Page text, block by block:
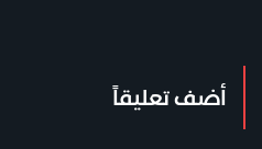
أضف تعليقاً